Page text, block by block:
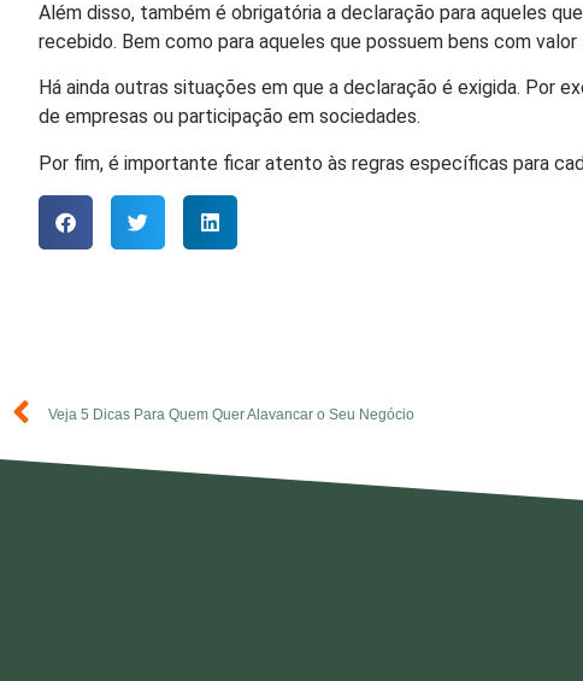
Além disso, também é obrigatória a declaração para aqueles
recebido. Bem como para aqueles que possuem bens com
Há ainda outras situações em que a declaração é exigida. Por
de empresas ou participação em sociedades.
Por fim, é importante ficar atento às regras específicas para
Veja 5 Dicas Para Quem Quer Alavancar o Seu Negócio